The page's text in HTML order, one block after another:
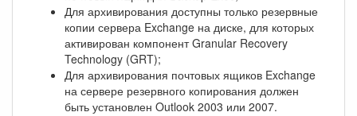
Для архивирования доступны только резервные
копии сервера Exchange на диске, для которых
активирован компонент Granular Recovery
Technology (GRT);
Для архивирования почтовых ящиков Exchange
на сервере резервного копирования должен
быть установлен Outlook 2003 или 2007.